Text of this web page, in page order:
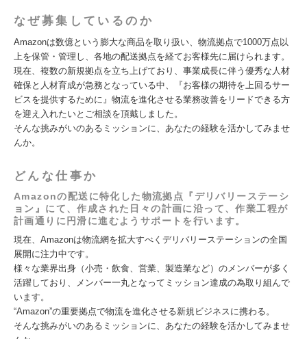
なぜ募集しているのか
Amazonは数億という膨大な商品を取り扱い、物流拠点で1000万点以
上を保管・管理し、各地の配送拠点を経てお客様先に届けられます。
現在、複数の新規拠点を立ち上げており、事業成長に伴う優秀な人材
確保と人材育成が急務となっている中、『お客様の期待を上回るサー
ビスを提供するために』物流を進化させる業務改善をリードできる方
を迎え入れたいとご相談を頂戴しました。
そんな挑みがいのあるミッションに、あなたの経験を活かしてみませ
んか。
どんな仕事か
Amazonの配送に特化した物流拠点『デリバリーステーシ
ョン』にて、作成された日々の計画に沿って、作業工程が
計画通りに円滑に進むようサポートを行います。
現在、Amazonは物流網を拡大すべくデリバリーステーションの全国
展開に注力中です。
様々な業界出身（小売・飲食、営業、製造業など）のメンバーが多く
活躍しており、メンバー一丸となってミッション達成の為取り組んで
います。
“Amazon”の重要拠点で物流を進化させる新規ビジネスに携わる。
そんな挑みがいのあるミッションに、あなたの経験を活かしてみませ